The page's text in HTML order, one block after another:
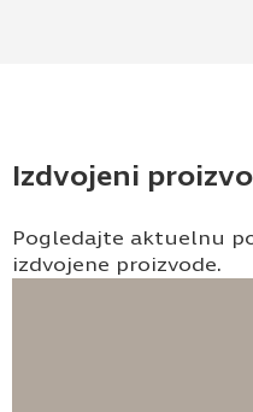
Izdvojeni
Pogledajte aktuelnu
izdvojene proizvode.